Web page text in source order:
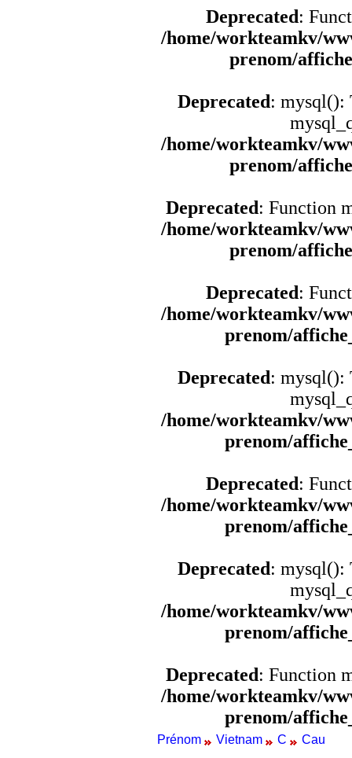
Deprecated:
/home/workteamkv/
prenom/
Deprecated: mysql():
/home/workteamkv/
prenom/
Deprecated: Function
/home/workteamkv/
prenom/
Deprecated:
/home/workteamkv/
prenom/
Deprecated: mysql():
/home/workteamkv/
prenom/
Deprecated:
/home/workteamkv/
prenom/
Deprecated: mysql():
/home/workteamkv/
prenom/
Deprecated: Function
/home/workteamkv/
prenom/
Prénom Vietnam C Cau